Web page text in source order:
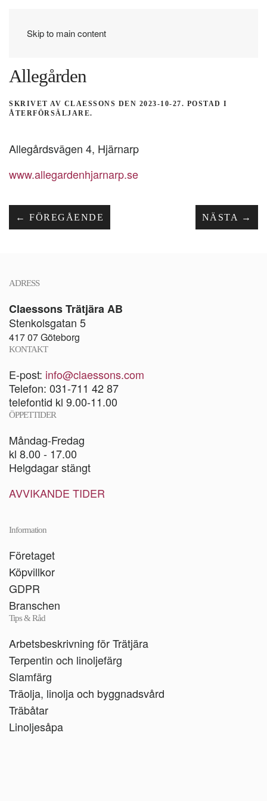
Skip to main content
Allegården
SKRIVET AV CLAESSONS DEN 2023-10-27. POSTAD I
ÅTERFÖRSÄLJARE.
Allegårdsvägen 4, Hjärnarp
www.allegardenhjarnarp.se
← FÖREGÅENDE NÄSTA →
ADRESS
Claessons Trätjära AB
Stenkolsgatan 5
417 07 Göteborg
KONTAKT
E-post: info@claessons.com
Telefon: 031-711 42 87
telefontid kl 9.00-11.00
ÖPPETTIDER
Måndag-Fredag
kl 8.00 - 17.00
Helgdagar stängt
AVVIKANDE TIDER
Information
Företaget
Köpvillkor
GDPR
Branschen
Tips & Råd
Arbetsbeskrivning för Trätjära
Terpentin och linoljefärg
Slamfärg
Träolja, linolja och byggnadsvård
Träbåtar
Linoljesåpa